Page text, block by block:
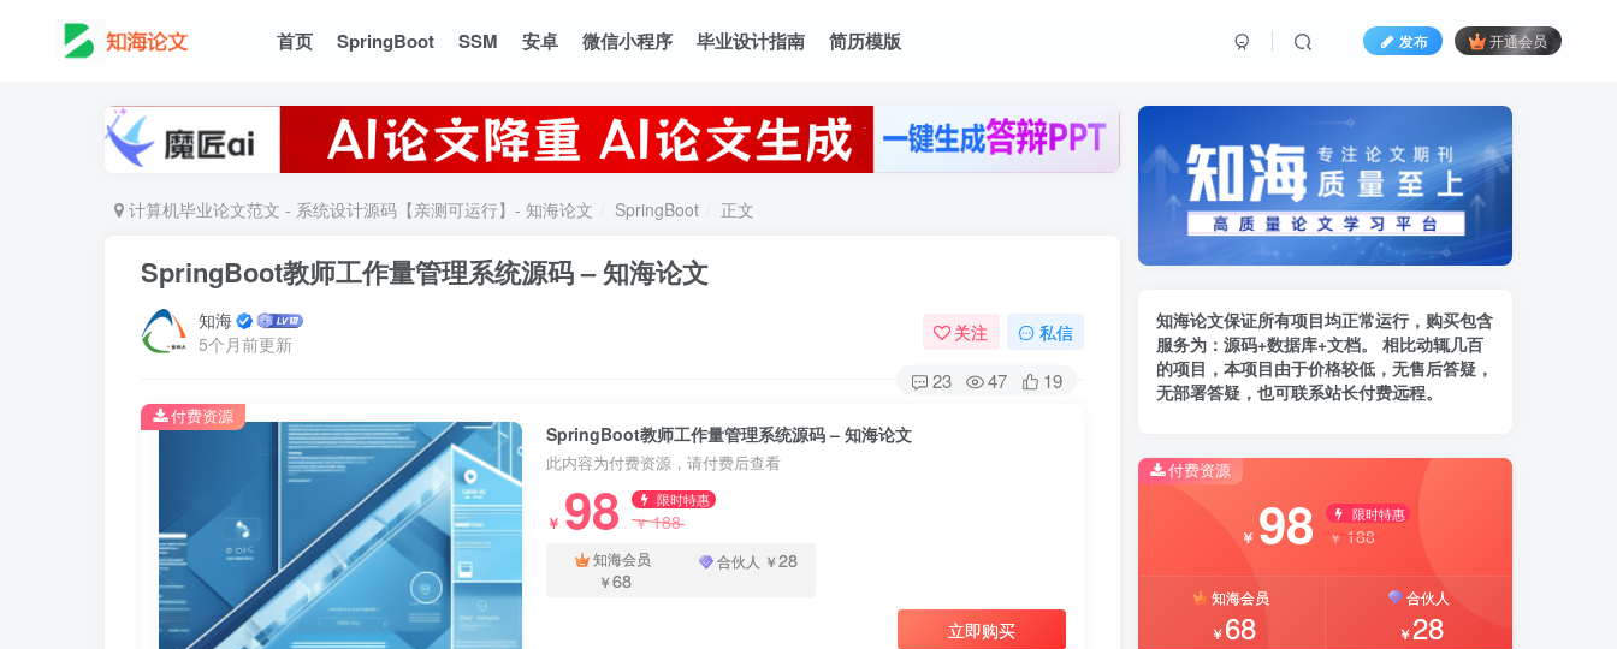
首页 SpringBoot SSM 安卓 微信小程序 毕业设计指南 简历模版 发布 开通会员
计算机毕业论文范文 - 系统设计源码【亲测可运行】- 知海论文 SpringBoot 正文
SpringBoot教师工作量管理系统源码 – 知海论文
知海
5个月前更新
关注 私信
23 47 19
SpringBoot教师工作量管理系统源码 – 知海论文
此内容为付费资源，请付费后查看
￥ 98 限时特惠
￥188
知海会员
￥68
合伙人 ￥28
立即购买
付费资源
知海论文保证所有项目均正常运行，购买包含
服务为： 源码+数据库+文档。 相比动辄几百
的项目，本项目由于价格较低，无售后答疑，
无部署答疑，也可联系站长付费远程。
付费资源
￥ 98 限时特惠
￥ 188
知海会员
￥68
合伙人
￥28